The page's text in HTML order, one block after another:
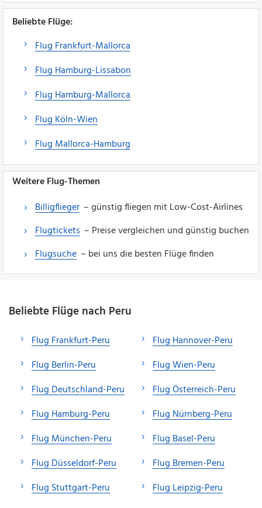
Beliebte Flüge:
Flug Frankfurt-Mallorca
Flug Hamburg-Lissabon
Flug Hamburg-Mallorca
Flug Köln-Wien
Flug Mallorca-Hamburg
Weitere Flug-Themen
Billigflieger – günstig fliegen mit Low-Cost-Airlines
Flugtickets – Preise vergleichen und günstig buchen
Flugsuche – bei uns die besten Flüge finden
Beliebte Flüge nach Peru
Flug Frankfurt-Peru
Flug Berlin-Peru
Flug Deutschland-Peru
Flug Hamburg-Peru
Flug München-Peru
Flug Düsseldorf-Peru
Flug Stuttgart-Peru
Flug Hannover-Peru
Flug Wien-Peru
Flug Österreich-Peru
Flug Nürnberg-Peru
Flug Basel-Peru
Flug Bremen-Peru
Flug Leipzig-Peru